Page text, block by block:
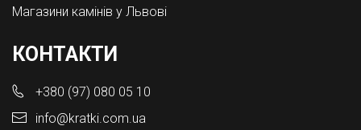
Магазини камінів у Львові
КОНТАКТИ
+380 (97) 080 05 10
info@kratki.com.ua